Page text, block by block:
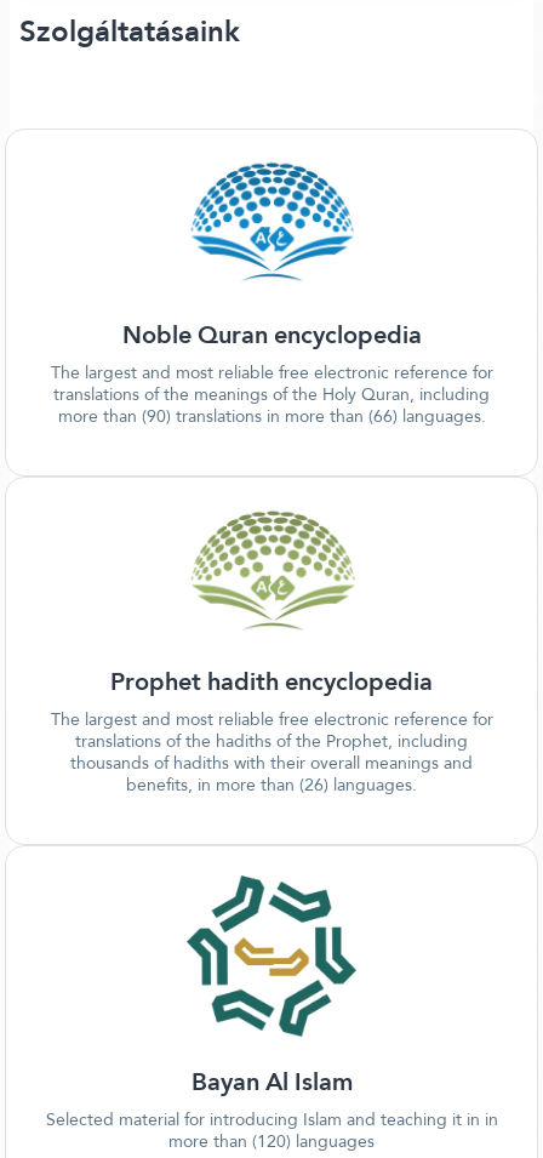
Szolgáltatásaink
Noble Quran encyclopedia
The largest and most reliable free electronic reference for
translations of the meanings of the Holy Quran, including
more than (90) translations in more than (66) languages.
Prophet hadith encyclopedia
The largest and most reliable free electronic reference for
translations of the hadiths of the Prophet, including
thousands of hadiths with their overall meanings and
benefits, in more than (26) languages.
Bayan Al Islam
Selected material for introducing Islam and teaching it in in
more than (120) languages